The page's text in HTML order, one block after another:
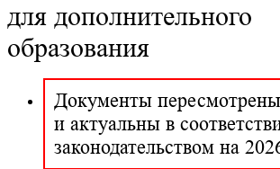
для дополнительного
образования
Документы
и актуальны в
законодательством на